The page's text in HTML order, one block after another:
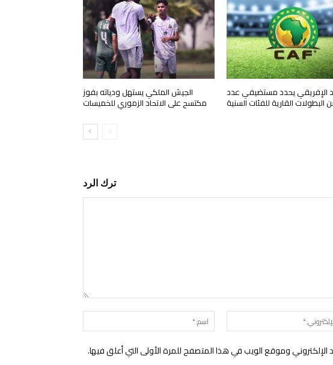
الإفريقي يحدد مستضيفي عدد
البطولات القارية للفئات السنية
الجيش الملكي يستهل ودياته بفوز
مكتسح على الاتحاد الزموري للخميسات
ترك الرد
التعليق:
اسم:*
البريد
الإلكتروني:*
وموقع الويب في هذا المتصفح للمرة الأولى التي أعلق فيها.